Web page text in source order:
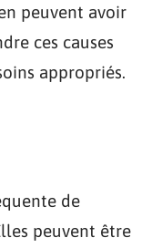
peuvent avoir
ces causes
appropriés.
de
peuvent être